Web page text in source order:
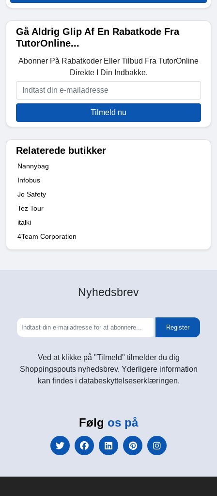
Gå Aldrig Glip Af En Rabatkode Fra
TutorOnline...
Abonner På Rabatkoder Eller Tilbud Fra TutorOnline
Direkte I Din Indbakke.
Tilmeld nu
Relaterede butikker
Nannybag
Infobus
Jo Safety
Tez Tour
italki
4Team Corporation
Nyhedsbrev
Register
Ved at klikke på "Tilmeld" tilmelder du dig
Shoppingspouts nyhedsbrev. Yderligere information
kan findes i databeskyttelseserklæringen.
Følg os på